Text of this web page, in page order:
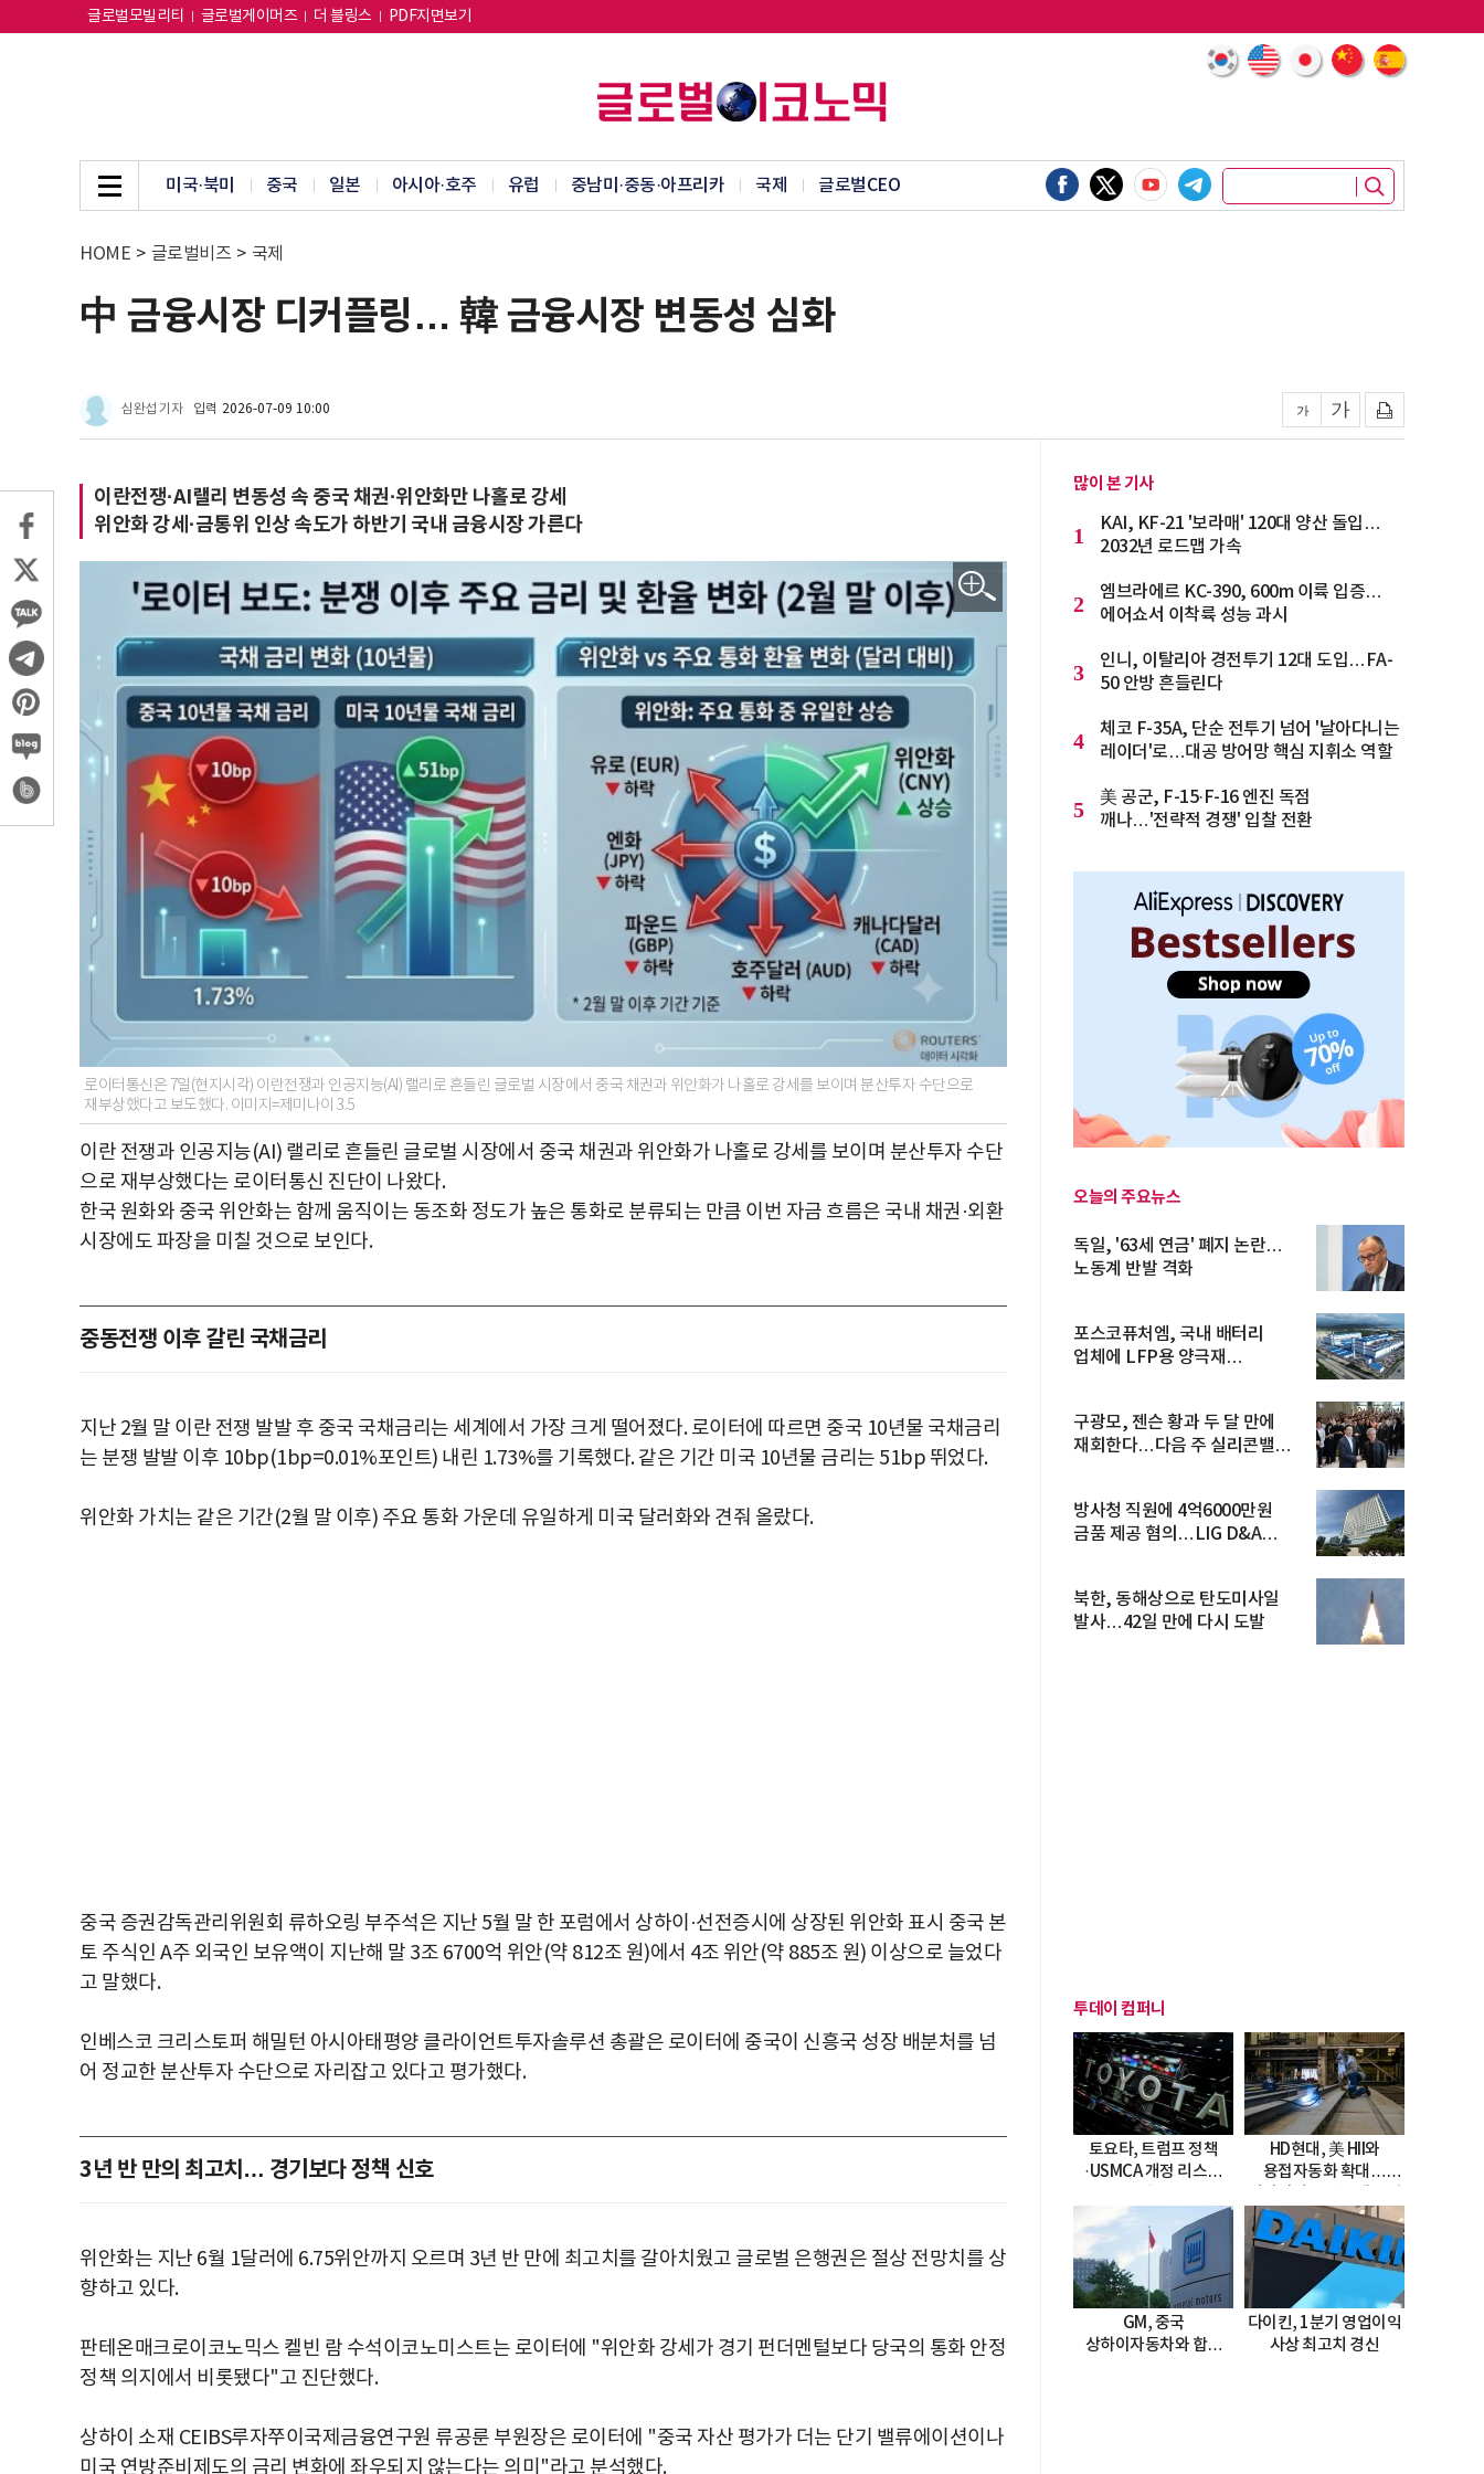
글로벌모빌리티 글로벌게이머즈 더 블링스 PDF지면보기
미국·북미 중국 일본 아시아·호주 유럽 중남미·중동·아프리카 국제 글로벌CEO
HOME > 글로벌비즈 > 국제
中 금융시장 디커플링… 韓 금융시장 변동성 심화
심완섭 기자 입력 2026-07-09 10:00
이란전쟁·AI랠리 변동성 속 중국 채권·위안화만 나홀로 강세
위안화 강세·금통위 인상 속도가 하반기 국내 금융시장 가른다
로이터통신은 7일(현지시각) 이란전쟁과 인공지능(AI) 랠리로 흔들린 글로벌 시장에서 중국 채권과 위안화가 나홀로 강세를 보이며 분산투자 수단으로
재부상했다고 보도했다. 이미지=제미나이 3.5
이란 전쟁과 인공지능(AI) 랠리로 흔들린 글로벌 시장에서 중국 채권과 위안화가 나홀로 강세를 보이며 분산투자 수단
으로 재부상했다는 로이터통신 진단이 나왔다.
한국 원화와 중국 위안화는 함께 움직이는 동조화 정도가 높은 통화로 분류되는 만큼 이번 자금 흐름은 국내 채권·외환
시장에도 파장을 미칠 것으로 보인다.
중동전쟁 이후 갈린 국채금리
지난 2월 말 이란 전쟁 발발 후 중국 국채금리는 세계에서 가장 크게 떨어졌다. 로이터에 따르면 중국 10년물 국채금리
는 분쟁 발발 이후 10bp(1bp=0.01%포인트) 내린 1.73%를 기록했다. 같은 기간 미국 10년물 금리는 51bp 뛰었다.
위안화 가치는 같은 기간(2월 말 이후) 주요 통화 가운데 유일하게 미국 달러화와 견줘 올랐다.
중국 증권감독관리위원회 류하오링 부주석은 지난 5월 말 한 포럼에서 상하이·선전증시에 상장된 위안화 표시 중국 본
토 주식인 A주 외국인 보유액이 지난해 말 3조 6700억 위안(약 812조 원)에서 4조 위안(약 885조 원) 이상으로 늘었다
고 말했다.
인베스코 크리스토퍼 해밀턴 아시아태평양 클라이언트투자솔루션 총괄은 로이터에 중국이 신흥국 성장 배분처를 넘
어 정교한 분산투자 수단으로 자리잡고 있다고 평가했다.
3년 반 만의 최고치… 경기보다 정책 신호
위안화는 지난 6월 1달러에 6.75위안까지 오르며 3년 반 만에 최고치를 갈아치웠고 글로벌 은행권은 절상 전망치를 상
향하고 있다.
판테온매크로이코노믹스 켈빈 람 수석이코노미스트는 로이터에 "위안화 강세가 경기 펀더멘털보다 당국의 통화 안정
정책 의지에서 비롯됐다"고 진단했다.
상하이 소재 CEIBS루자쭈이국제금융연구원 류공룬 부원장은 로이터에 "중국 자산 평가가 더는 단기 밸류에이션이나
미국 연방준비제도의 금리 변화에 좌우되지 않는다는 의미"라고 분석했다.
많이 본 기사
1
KAI, KF-21 '보라매' 120대 양산 돌입…
2032년 로드맵 가속
2
엠브라에르 KC-390, 600m 이륙 입증…
에어쇼서 이착륙 성능 과시
3
인니, 이탈리아 경전투기 12대 도입…FA-
50 안방 흔들린다
4
체코 F-35A, 단순 전투기 넘어 '날아다니는
레이더'로…대공 방어망 핵심 지휘소 역할
5
美 공군, F-15·F-16 엔진 독점
깨나…'전략적 경쟁' 입찰 전환
오늘의 주요뉴스
독일, '63세 연금' 폐지 논란…
노동계 반발 격화
포스코퓨처엠, 국내 배터리
업체에 LFP용 양극재
구광모, 젠슨 황과 두 달 만에
재회한다…다음 주 실리콘밸리
방사청 직원에 4억6000만원
금품 제공 혐의…LIG D&A
북한, 동해상으로 탄도미사일
발사…42일 만에 다시 도발
투데이 컴퍼니
토요타, 트럼프 정책
·USMCA 개정 리스크
HD현대, 美 HII와
용접자동화 확대…
도입
GM, 중국
상하이자동차와 합작
다이킨, 1분기 영업이익
사상 최고치 경신